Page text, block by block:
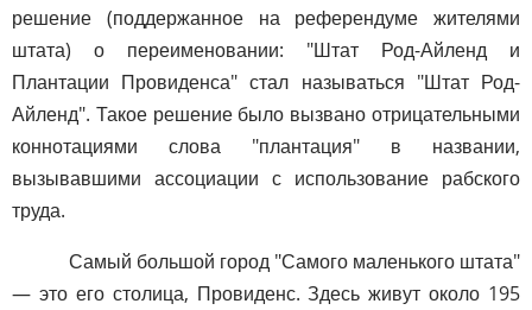
решение (поддержанное на референдуме жителями
штата) о переименовании: "Штат Род-Айленд и
Плантации Провиденса" стал называться "Штат Род-
Айленд". Такое решение было вызвано отрицательными
коннотациями слова "плантация" в названии,
вызывавшими ассоциации с использование рабского
труда.
Самый большой город "Самого маленького штата"
— это его столица, Провиденс. Здесь живут около 195